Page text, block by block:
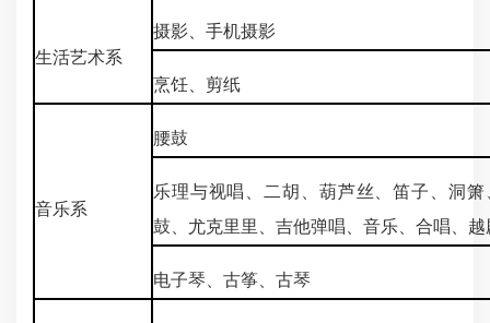
生活艺术系
摄影、手机摄影
烹饪、剪纸
音乐系
腰鼓
乐理与视唱、二胡、葫芦丝、笛子、洞
鼓、尤克里里、吉他弹唱、音乐、合唱、
电子琴、古筝、古琴